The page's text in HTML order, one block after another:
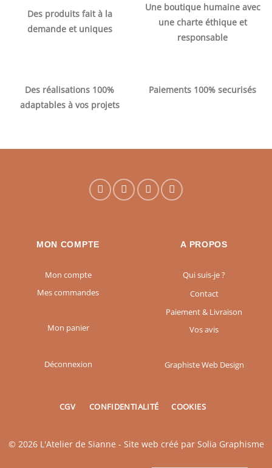
Des produits fait à la
demande et uniques
Une boutique humaine avec
une charte éthique et
responsable
Des réalisations 100%
adaptables à vos projets
Paiements 100% securisés
MON COMPTE
Mon compte
Mes commandes
Mon panier
Déconnexion
A PROPOS
Qui suis-je ?
Contact
Paiement & Livraison
Vos avis
Graphiste Web Design
CGV CONFIDENTIALITÉ COOKIES
© 2026 L'Atelier de Sianne - Site web créé par Solia Graphisme